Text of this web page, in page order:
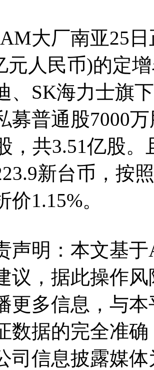
厂南亚25日
元人民币)的定
、SK海力士旗
募普通股7000
，共3.51亿股
新台币，按
1.15%。
明：本文基于
议，据此操作
更多信息，与
数据的完全准
司信息披露媒